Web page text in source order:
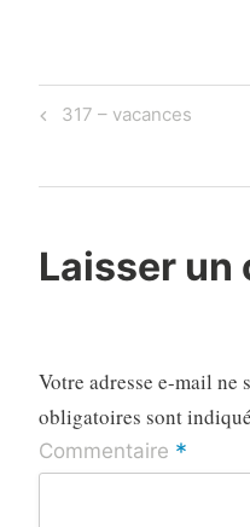
Navigation
Previous
317 – vacances
Laisser un
Votre adresse e-mail ne
obligatoires sont
Commentaire *